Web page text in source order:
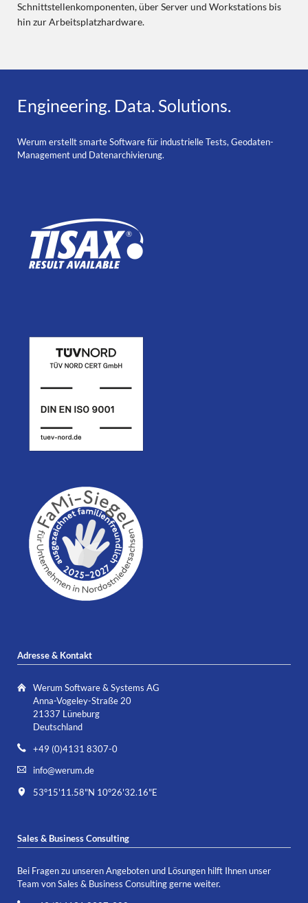
Schnittstellenkomponenten, über Server und Workstations bis
hin zur Arbeitsplatzhardware.
Engineering. Data. Solutions.
Werum erstellt smarte Software für industrielle Tests, Geodaten-
Management und Datenarchivierung.
Adresse & Kontakt
Werum Software & Systems AG
Anna-Vogeley-Straße 20
21337 Lüneburg
Deutschland
+49 (0)4131 8307-0
info@werum.de
53°15'11.58"N 10°26'32.16"E
Sales & Business Consulting
Bei Fragen zu unseren Angeboten und Lösungen hilft Ihnen unser
Team von Sales & Business Consulting gerne weiter.